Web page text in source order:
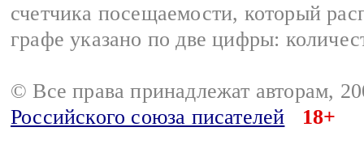
счетчика посещаемости, который
графе указано по две цифры:
© Все права принадлежат авторам,
Российского союза писателей
18+